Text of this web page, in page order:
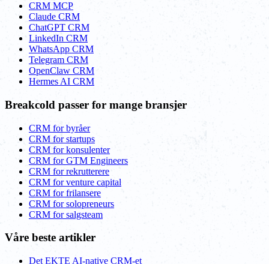
CRM MCP
Claude CRM
ChatGPT CRM
LinkedIn CRM
WhatsApp CRM
Telegram CRM
OpenClaw CRM
Hermes AI CRM
Breakcold passer for mange bransjer
CRM for byråer
CRM for startups
CRM for konsulenter
CRM for GTM Engineers
CRM for rekrutterere
CRM for venture capital
CRM for frilansere
CRM for solopreneurs
CRM for salgsteam
Våre beste artikler
Det EKTE AI-native CRM-et